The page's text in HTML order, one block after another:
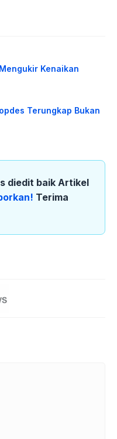
Kenaikan
Terungkap Bukan
diedit baik Artikel
Terima